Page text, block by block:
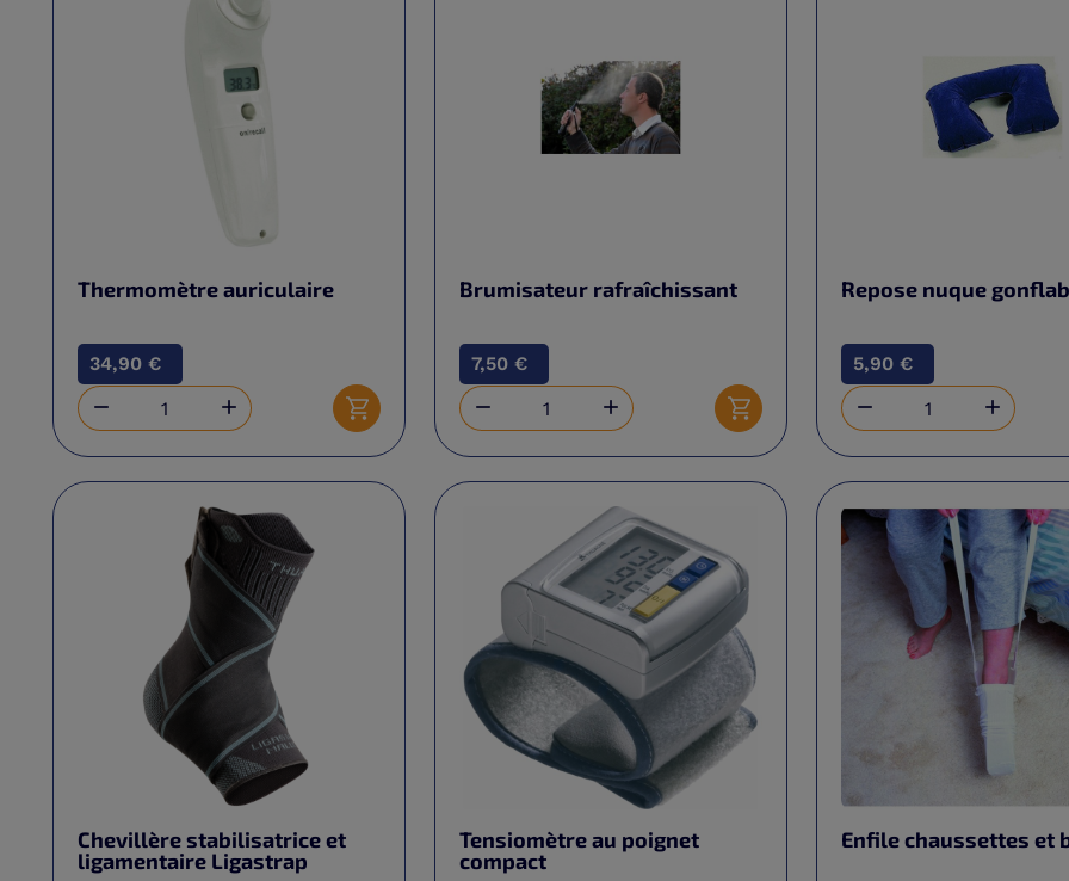
Thermomètre auriculaire
34,90 €
 
Ajouter au panier
Brumisateur rafraîchissant
7,50 €
 
Ajouter au panier
Repose nuque
5,90 €
 
Chevillère stabilisatrice et
ligamentaire Ligastrap
Tensiomètre au poignet
compact
Enfile chaussettes et